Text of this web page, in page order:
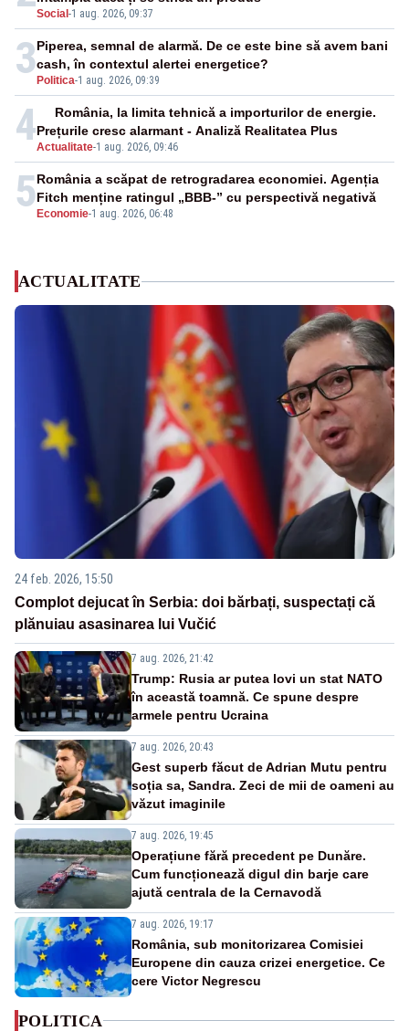
Social -1 aug. 2026, 09:37
3 Politica-1 aug. 2026, 09:39
Piperea, semnal de alarmă. De ce este bine să avem bani
cash, în contextul alertei energetice?
4Actualitate-1 aug. 2026, 09:46
România, la limita tehnică a importurilor de energie.
Prețurile cresc alarmant - Analiză Realitatea Plus
5 Economie-1 aug. 2026, 06:48
România a scăpat de retrogradarea economiei. Agenția
Fitch menține ratingul „BBB-” cu perspectivă negativă
ACTUALITATE
24 feb. 2026, 15:50
Complot dejucat în Serbia: doi bărbați, suspectați că
plănuiau asasinarea lui Vučić
7 aug. 2026, 21:42
Trump: Rusia ar putea lovi un stat NATO
în această toamnă. Ce spune despre
armele pentru Ucraina
7 aug. 2026, 20:43
Gest superb făcut de Adrian Mutu pentru
soția sa, Sandra. Zeci de mii de oameni au
văzut imaginile
7 aug. 2026, 19:45
Operațiune fără precedent pe Dunăre.
Cum funcționează digul din barje care
ajută centrala de la Cernavodă
7 aug. 2026, 19:17
România, sub monitorizarea Comisiei
Europene din cauza crizei energetice. Ce
cere Victor Negrescu
POLITICA